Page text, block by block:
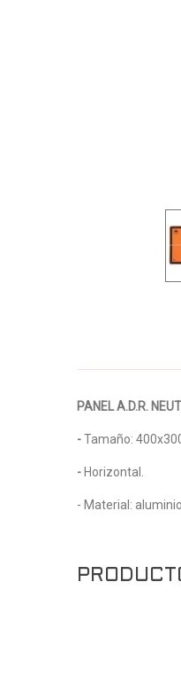
PANEL A.D.R.
-Tamaño:
- Horizontal.
- Material: aluminio.